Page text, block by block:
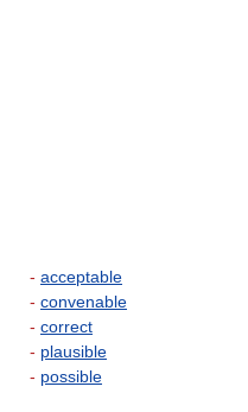
- acceptable
- convenable
- correct
- plausible
- possible